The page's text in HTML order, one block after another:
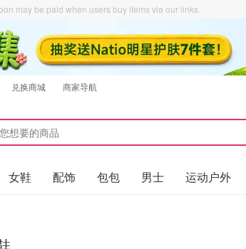
may be paid when users buy items via our links.
兑换商城 商家导航
女鞋 配饰 包包 男士 运动户外